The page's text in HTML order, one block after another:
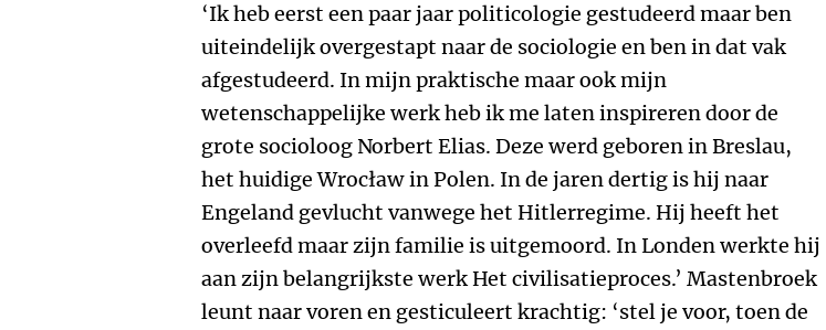
‘Ik heb eerst een paar jaar politicologie gestudeerd maar ben
uiteindelijk overgestapt naar de sociologie en ben in dat vak
afgestudeerd. In mijn praktische maar ook mijn
wetenschappelijke werk heb ik me laten inspireren door de
grote socioloog Norbert Elias. Deze werd geboren in Breslau,
het huidige Wrocław in Polen. In de jaren dertig is hij naar
Engeland gevlucht vanwege het Hitlerregime. Hij heeft het
overleefd maar zijn familie is uitgemoord. In Londen werkte hij
aan zijn belangrijkste werk Het civilisatieproces.’ Mastenbroek
leunt naar voren en gesticuleert krachtig: ‘stel je voor, toen de